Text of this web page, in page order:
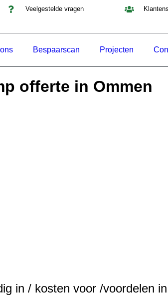
Veelgestelde vragen
Bespaarscan Projecten
offerte in Ommen
in / kosten voor /voordelen